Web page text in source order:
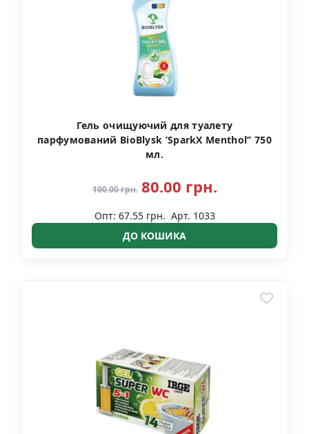
Гель очищуючий для туалету
парфумований BioBlysk ’SparkX Menthol’’ 750
мл.
100.00 грн. 80.00 грн.
Опт: 67.55 грн. Арт. 1033
ДО КОШИКА